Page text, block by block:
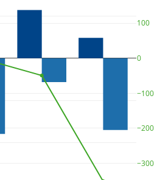
−300
−200
−100
0
100